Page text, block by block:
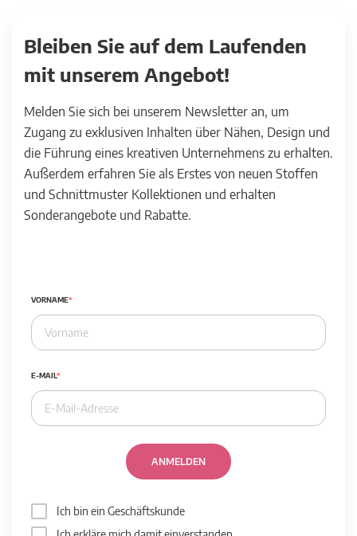
Bleiben Sie auf dem Laufenden
mit unserem Angebot!
Melden Sie sich bei unserem Newsletter an, um
Zugang zu exklusiven Inhalten über Nähen, Design und
die Führung eines kreativen Unternehmens zu erhalten.
Außerdem erfahren Sie als Erstes von neuen Stoffen
und Schnittmuster Kollektionen und erhalten
Sonderangebote und Rabatte.
VORNAME
E-MAIL
ANMELDEN
Ich bin ein Geschäftskunde